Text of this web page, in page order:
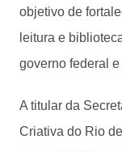
objetivo de
leitura e
governo federal
A titular da
Criativa do Rio